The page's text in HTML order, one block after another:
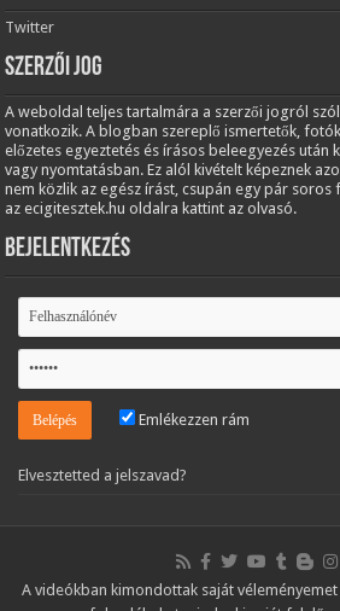
Twitter
Szerzői jog
A weboldal teljes tartalmára a szerzői jogról
vonatkozik. A blogban szereplő ismertetők,
előzetes egyeztetés és írásos beleegyezés után
vagy nyomtatásban. Ez alól kivételt képeznek
nem közlik az egész írást, csupán egy pár
az ecigitesztek.hu oldalra kattint az olvasó.
Bejelentkezés
Emlékezzen rám
Elvesztetted a jelszavad?
A videókban kimondottak saját véleményemet